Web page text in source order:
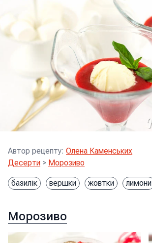
Автор рецепту: Олена Каменських
Десерти > Морозиво
базилік вершки жовтки лимони
Морозиво